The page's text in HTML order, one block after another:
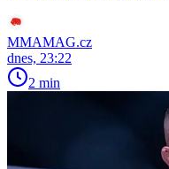
MMAMAG.cz
dnes, 23:22
2 min